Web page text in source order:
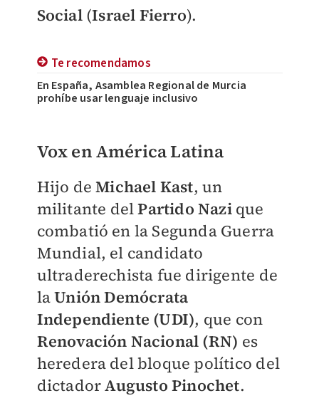
Social(Israel Fierro).
Te recomendamos
En España, Asamblea Regional de Murcia
prohíbe usar lenguaje inclusivo
Vox en América Latina
Hijo deMichael Kast, un
militante delPartido Nazi que
combatió en la Segunda Guerra
Mundial, el candidato
ultraderechista fue dirigente de
laUnión Demócrata
Independiente (UDI), que con
Renovación Nacional (RN) es
heredera del bloque político del
dictadorAugusto Pinochet.